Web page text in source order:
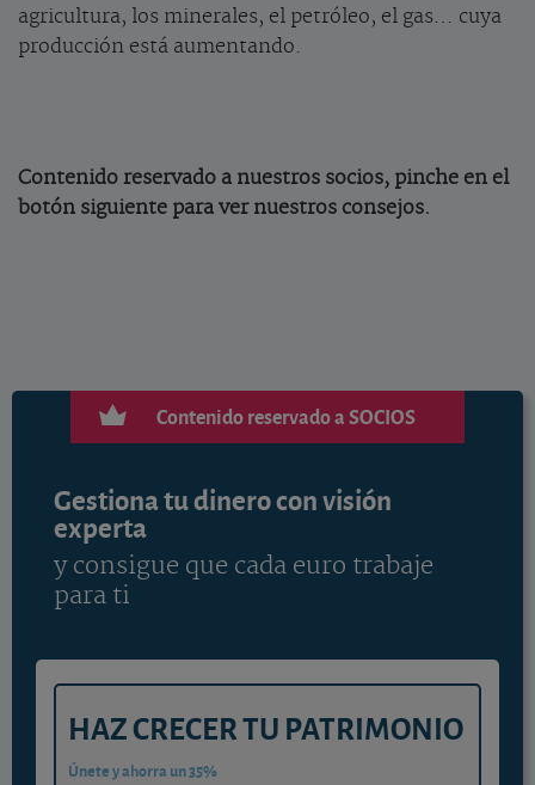
agricultura, los minerales, el petróleo, el gas… cuya
producción está aumentando.
Contenido reservado a nuestros socios, pinche en el
botón siguiente para ver nuestros consejos.
Contenido reservado a SOCIOS
Gestiona tu dinero con visión
experta
y consigue que cada euro trabaje
para ti
HAZ CRECER TU PATRIMONIO
Únete y ahorra un 35%